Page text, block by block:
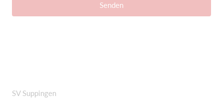
Senden
SV Suppingen